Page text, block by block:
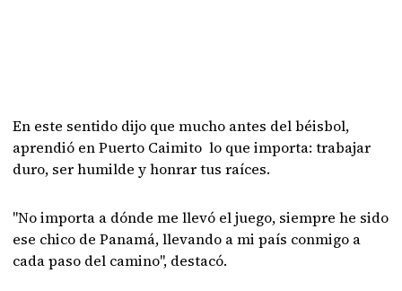
En este sentido dijo que mucho antes del béisbol,
aprendió en Puerto Caimito lo que importa: trabajar
duro, ser humilde y honrar tus raíces.
"No importa a dónde me llevó el juego, siempre he sido
ese chico de Panamá, llevando a mi país conmigo a
cada paso del camino", destacó.